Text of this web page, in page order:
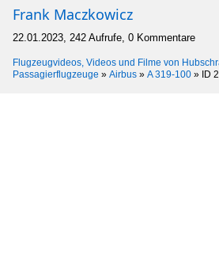
Frank Maczkowicz
22.01.2023, 242 Aufrufe, 0 Kommentare
Flugzeugvideos, Videos und Filme von
Passagierflugzeuge » Airbus » A 319-100 » ID